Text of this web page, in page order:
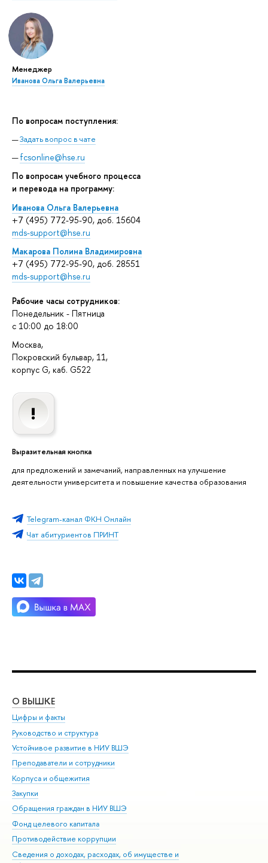
Менеджер
Иванова Ольга Валерьевна
По вопросам поступления:
Задать вопрос в чате
fcsonline@hse.ru
По вопросам учебного процесса
и перевода на программу:
Иванова Ольга Валерьевна
+7 (495) 772-95-90, доб. 15604
mds-support@hse.ru
Макарова Полина Владимировна
+7 (495) 772-95-90, доб. 28551
mds-support@hse.ru
Рабочие часы сотрудников:
Понедельник - Пятница
c 10:00 до 18:00
Москва,
Покровский бульвар, 11,
корпус G, каб. G522
Выразительная кнопка
для предложений и замечаний, направленных на улучшение
деятельности университета и повышение качества образования
Telegram-канал ФКН Онлайн
Чат абитуриентов ПРИНТ
О ВЫШКЕ
Цифры и факты
Руководство и структура
Устойчивое развитие в НИУ ВШЭ
Преподаватели и сотрудники
Корпуса и общежития
Закупки
Обращения граждан в НИУ ВШЭ
Фонд целевого капитала
Противодействие коррупции
Сведения о доходах, расходах, об имуществе и